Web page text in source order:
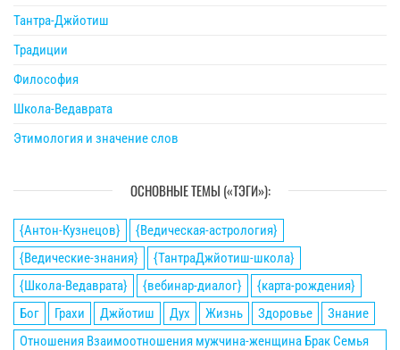
Тантра-Джйотиш
Традиции
Философия
Школа-Ведаврата
Этимология и значение слов
ОСНОВНЫЕ ТЕМЫ («ТЭГИ»):
{Антон-Кузнецов}
{Ведическая-астрология}
{Ведические-знания}
{ТантраДжйотиш-школа}
{Школа-Ведаврата}
{вебинар-диалог}
{карта-рождения}
Бог
Грахи Джйотиш Дух Жизнь Здоровье
Знание
Отношения Взаимоотношения мужчина-женщина Брак Семья